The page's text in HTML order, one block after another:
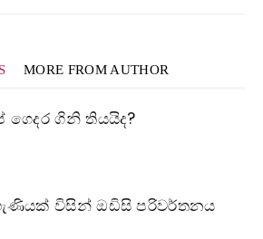
MORE FROM AUTHOR
ගෙදර ගිනි තියයිද?
විසින් ඔඩිසි පරිවර්තනය